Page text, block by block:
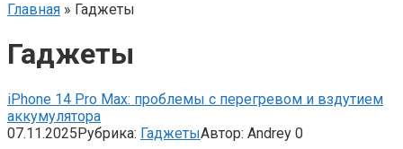
Главная » Гаджеты
Гаджеты
iPhone 14 Pro Max: проблемы с перегревом и вздутием
аккумулятора
07.11.2025Рубрика: ГаджетыАвтор: Andrey 0